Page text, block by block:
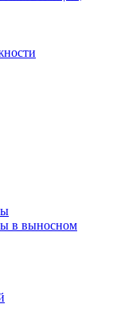
в выносном